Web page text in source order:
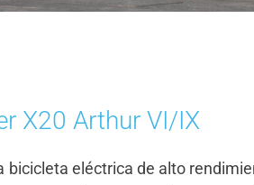
X20 Arthur VI/IX
bicicleta eléctrica de alto